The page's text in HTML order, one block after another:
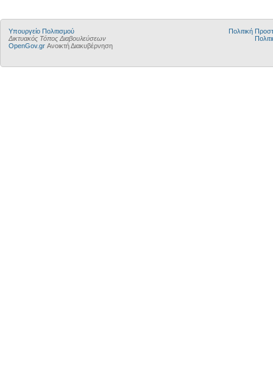
Υπουργείο Πολιτισμού
Δικτυακός Τόπος Διαβουλεύσεων
OpenGov.gr Ανοικτή Διακυβέρνηση
Πολιτική